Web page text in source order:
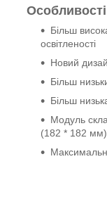
Більш
освітленості
Новий
Більш
Більш
Модуль
(182 * 182 мм)